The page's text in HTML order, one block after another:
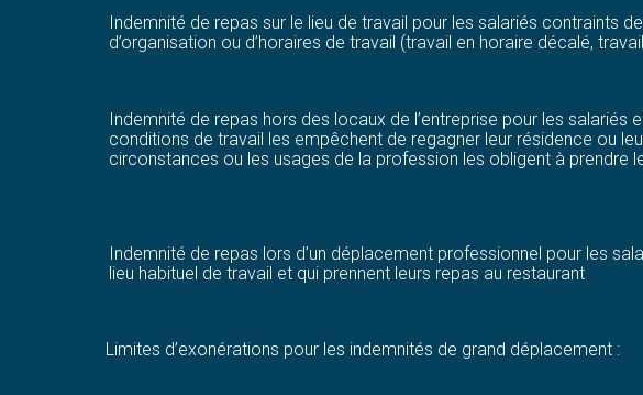
Indemnité de repas sur le lieu de travail pour les salariés contraints
d’organisation ou d’horaires de travail (travail en horaire décalé,
Indemnité de repas hors des locaux de l’entreprise pour les salariés
conditions de travail les empêchent de regagner leur résidence ou
circonstances ou les usages de la profession les obligent à prendre
Indemnité de repas lors d’un déplacement professionnel pour les
lieu habituel de travail et qui prennent leurs repas au restaurant
Limites d’exonérations pour les indemnités de grand déplacement :